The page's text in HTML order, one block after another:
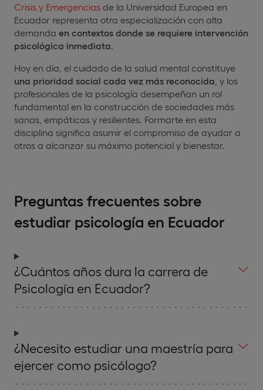
Crisis y Emergencias de la Universidad Europea en
Ecuador representa otra especialización con alta
demanda en contextos donde se requiere intervención
psicológica inmediata
Hoy en día, el cuidado de la salud mental constituye
una prioridad social cada vez más reconocida , y los
profesionales de la psicología desempeñan un rol
fundamental en la construcción de sociedades más
sanas, empáticas y resilientes. Formarte en esta
disciplina significa asumir el compromiso de ayudar a
otros a alcanzar su máximo potencial y bienestar.
Preguntas frecuentes sobre
estudiar psicología en Ecuador
¿Cuántos años dura la carrera de
Psicología en Ecuador?
¿Necesito estudiar una maestría para
ejercer como psicólogo?